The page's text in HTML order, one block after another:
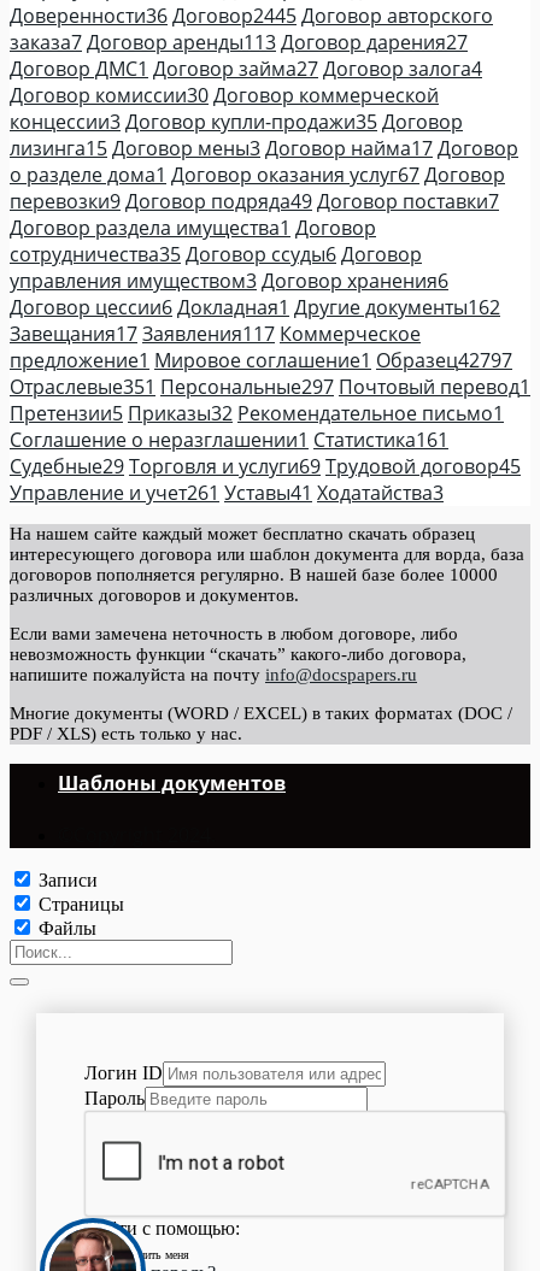
Доверенности36Договор2445Договор авторского
заказа7Договор аренды113Договор дарения27
Договор ДМС1 Договор займа27Договор залога4
Договор комиссии30Договор коммерческой
концессии3Договор купли-продажи35Договор
лизинга15Договор мены3Договор найма17Договор
о разделе дома1 Договор оказания услуг67Договор
перевозки9Договор подряда49Договор поставки7
Договор раздела имущества1 Договор
сотрудничества35Договор ссуды6Договор
управления имуществом3Договор хранения6
Договор цессии6Докладная1 Другие документы162
Завещания17Заявления117 Коммерческое
предложение1 Мировое соглашение1 Образец42797
Отраслевые351 Персональные297 Почтовый перевод1
Претензии5 Приказы32 Рекомендательное письмо1
Соглашение о неразглашении1 Статистика161
Судебные29Торговля и услуги69Трудовой договор45
Управление и учет261 Уставы41 Ходатайства3
На нашем сайте каждый может бесплатно скачать образец
интересующего договора или шаблон документа для ворда, база
договоров пополняется регулярно. В нашей базе более 10000
различных договоров и документов.
Если вами замечена неточность в любом договоре, либо
невозможность функции “скачать” какого-либо договора,
напишите пожалуйста на почту info@docspapers.ru
Многие документы (WORD / EXCEL) в таких форматах (DOC /
PDF / XLS) есть только у нас.
Шаблоны документов
Записи
Страницы
Файлы
Логин ID
Пароль
Войти с помощью:
Запомнить меня